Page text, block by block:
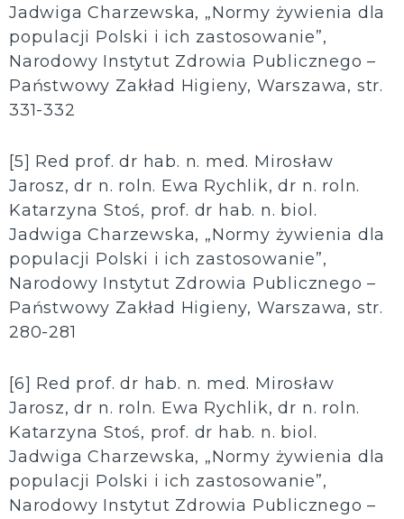
Jadwiga Charzewska, „Normy żywienia dla
populacji Polski i ich zastosowanie”,
Narodowy Instytut Zdrowia Publicznego –
Państwowy Zakład Higieny, Warszawa, str.
331-332
[5] Red prof. dr hab. n. med. Mirosław
Jarosz, dr n. roln. Ewa Rychlik, dr n. roln.
Katarzyna Stoś, prof. dr hab. n. biol.
Jadwiga Charzewska, „Normy żywienia dla
populacji Polski i ich zastosowanie”,
Narodowy Instytut Zdrowia Publicznego –
Państwowy Zakład Higieny, Warszawa, str.
280-281
[6] Red prof. dr hab. n. med. Mirosław
Jarosz, dr n. roln. Ewa Rychlik, dr n. roln.
Katarzyna Stoś, prof. dr hab. n. biol.
Jadwiga Charzewska, „Normy żywienia dla
populacji Polski i ich zastosowanie”,
Narodowy Instytut Zdrowia Publicznego –